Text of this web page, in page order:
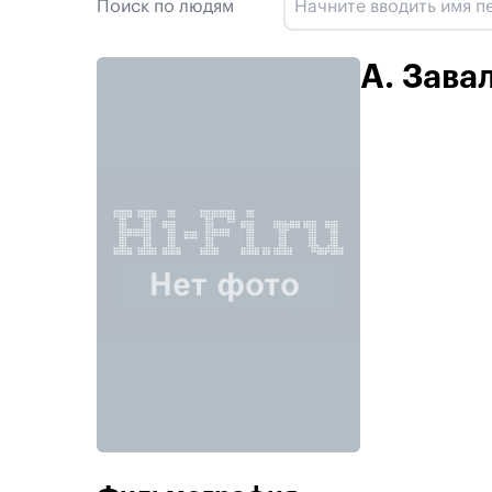
Поиск по людям
А.